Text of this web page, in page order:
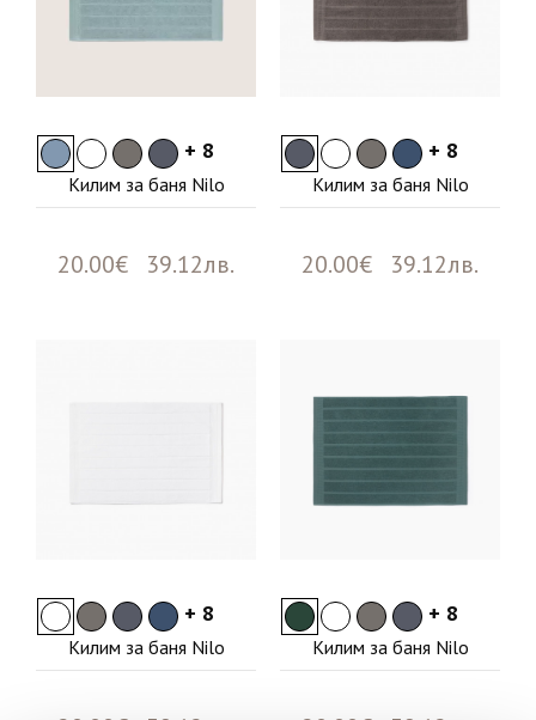
+ 8
Килим за баня Nilo
20.00€ 39.12лв.
+ 8
Килим за баня Nilo
20.00€ 39.12лв.
+ 8
Килим за баня Nilo
+ 8
Килим за баня Nilo